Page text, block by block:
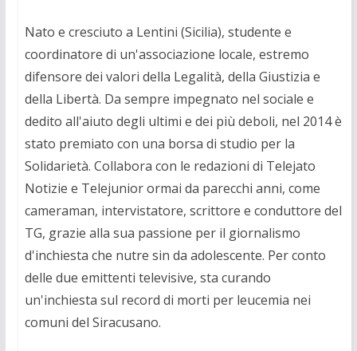
Nato e cresciuto a Lentini (Sicilia), studente e
coordinatore di un'associazione locale, estremo
difensore dei valori della Legalità, della Giustizia e
della Libertà. Da sempre impegnato nel sociale e
dedito all'aiuto degli ultimi e dei più deboli, nel 2014 è
stato premiato con una borsa di studio per la
Solidarietà. Collabora con le redazioni di Telejato
Notizie e Telejunior ormai da parecchi anni, come
cameraman, intervistatore, scrittore e conduttore del
TG, grazie alla sua passione per il giornalismo
d'inchiesta che nutre sin da adolescente. Per conto
delle due emittenti televisive, sta curando
un'inchiesta sul record di morti per leucemia nei
comuni del Siracusano.